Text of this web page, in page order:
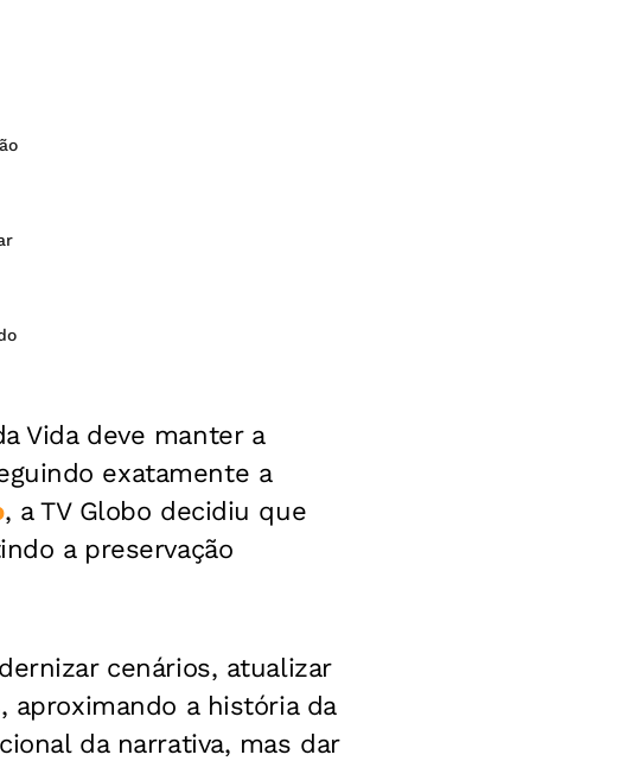
Vida deve manter a
exatamente a
, a TV Globo decidiu que
a preservação
cenários, atualizar
a história da
da narrativa, mas dar